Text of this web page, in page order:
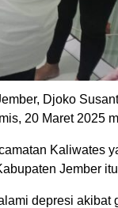
Djoko
20 Maret 2025
Kaliwates
Jember
depresi akibat